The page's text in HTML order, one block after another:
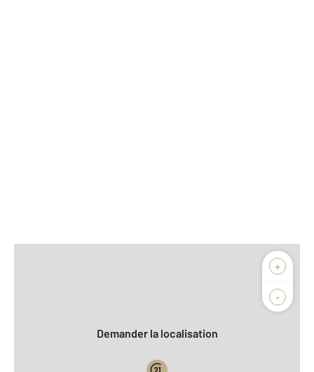
+
-
Demander la localisation